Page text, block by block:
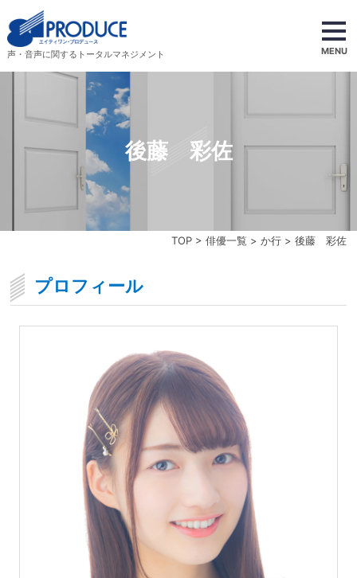
声・音声に関するトータルマネジメント MENU
TOP> 俳優一覧 > か行> 後藤 彩佐
後藤 彩佐
プロフィール